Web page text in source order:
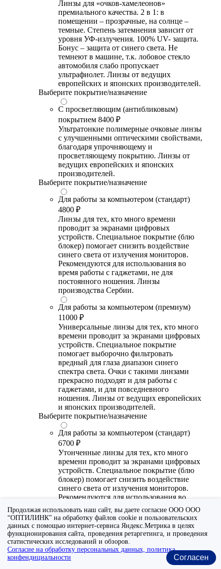
Линзы для «очков-хамелеонов»
премиального качества. 2 в 1: в
помещении – прозрачные, на солнце –
темные. Степень затемнения зависит от
уровня УФ-излучения. 100% UV- защита.
Бонус – защита от синего света. Не
темнеют в машине, т.к. лобовое стекло
автомобиля слабо пропускает
ультрафиолет. Линзы от ведущих
европейских и японских производителей.
Выберите покрытие/назначение
С просветляющим (антибликовым)
покрытием 8400 ₽
Ультратонкие полимерные очковые линзы
с улучшенными оптическими свойствами,
благодаря упрочняющему и
просветляющему покрытию. Линзы от
ведущих европейских и японских
производителей.
Выберите покрытие/назначение
Для работы за компьютером (стандарт)
4800 ₽
Линзы для тех, кто много времени
проводит за экранами цифровых
устройств. Специальное покрытие (блю
блокер) помогает снизить воздействие
синего света от излучения мониторов.
Рекомендуются для использования во
время работы с гаджетами, не для
постоянного ношения. Линзы
производства Сербии.
Для работы за компьютером (премиум)
11000 ₽
Универсальные линзы для тех, кто много
времени проводит за экранами цифровых
устройств. Специальное покрытие
помогает выборочно фильтровать
вредный для глаза диапазон синего
спектра света. Очки с такими линзами
прекрасно подходят и для работы с
гаджетами, и для повседневного
ношения. Линзы от ведущих европейских
и японских производителей.
Выберите покрытие/назначение
Для работы за компьютером (стандарт)
6700 ₽
Утонченные линзы для тех, кто много
времени проводит за экранами цифровых
устройств. Специальное покрытие (блю
блокер) помогает снизить воздействие
синего света от излучения мониторов.
Рекомендуются для использования во
время работы с гаджетами, не для
постоянного ношения. Линзы
производства Сербии или Ю.-В. Азии.
Для работы за компьютером (премиум)
20300 ₽
Универсальные утонченные линзы для
Продолжая использовать наш сайт, вы даете согласие ООО ООО
“ОПТИЛИНК” на обработку файлов cookie и пользовательских
данных с помощью интернет-сервиса Яндекс.Метрика в целях
функционирования сайта, проведения ретаргетинга, и проведения
статистических исследований и обзоров.
Согласие на обработку персональных данных, политика
конфендициальности
Согласен